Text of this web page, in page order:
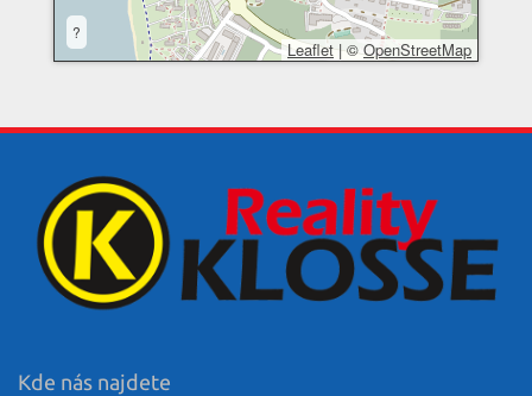
?
Leaflet |©OpenStreetMap
Kde nás najdete